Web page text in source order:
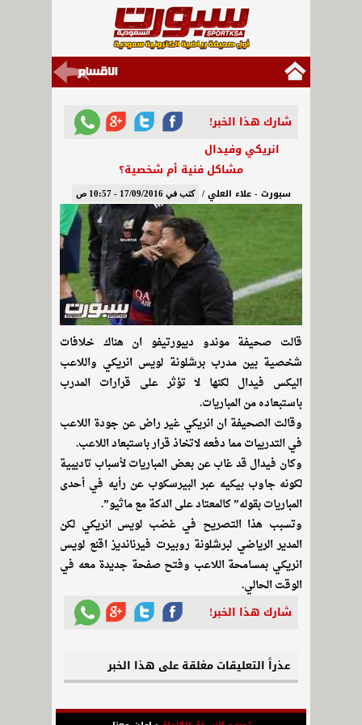
شارك هذا الخبر!
انريكي وفيدال
مشاكل فنية أم شخصية؟
سبورت - علاء العلي / كتب في 17/09/2016 - 10:57 ص
قالت صحيفة موندو ديبورتيفو ان هناك خلافات
شخصية بين مدرب برشلونة لويس انريكي واللاعب
اليكس فيدال لكنها لا تؤثر على قرارات المدرب
باستبعاده من المباريات.
وقالت الصحيفة ان انريكي غير راض عن جودة اللاعب
في التدريبات مما دفعه لاتخاذ قرار باستبعاد اللاعب.
وكان فيدال قد غاب عن بعض المباريات لأسباب تاديبية
لكونه جاوب بيكيه عبر البيرسكوب عن رأيه في أحدى
المباريات بقوله” كالمعتاد على الدكة مع ماثيو”.
وتسبب هذا التصريح في غضب لويس انريكي لكن
المدير الرياضي لبرشلونة روبيرت فيرنانديز اقنع لويس
انريكي بمسامحة اللاعب وفتح صفحة جديدة معه في
الوقت الحالي.
شارك هذا الخبر!
عذراً التعليقات مغلقة على هذا الخبر